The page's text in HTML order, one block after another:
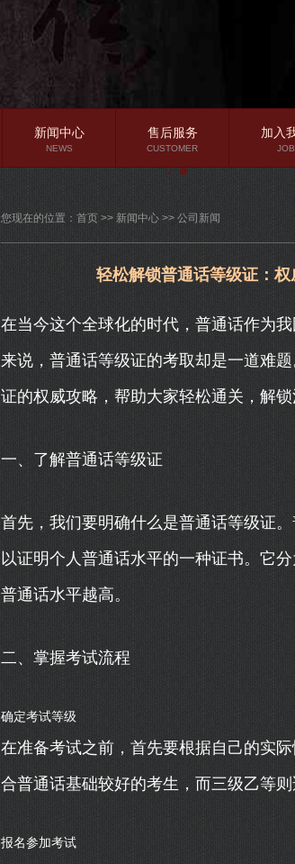
行业资讯
常见问题
新闻中心
NEWS
售后服务
CUSTOMER
加入
JOB
您现在的位置： 首页 >> 新闻中心 >> 公司新闻
轻松解锁普通话等级证：
在当今这个全球化的时代，普通话作为
来说，普通话等级证的考取却是一道难
证的权威攻略，帮助大家轻松通关，解锁
一、了解普通话等级证
首先，我们要明确什么是普通话等级证
以证明个人普通话水平的一种证书。它
普通话水平越高。
二、掌握考试流程
确定考试等级
在准备考试之前，首先要根据自己的实
合普通话基础较好的考生，而三级乙等则
报名参加考试